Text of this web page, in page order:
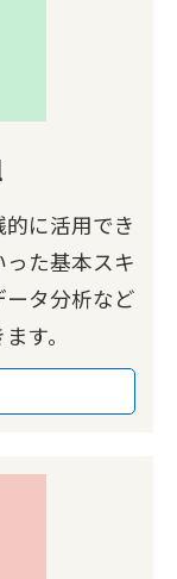
に活用でき
た基本スキ
タ分析など
す。